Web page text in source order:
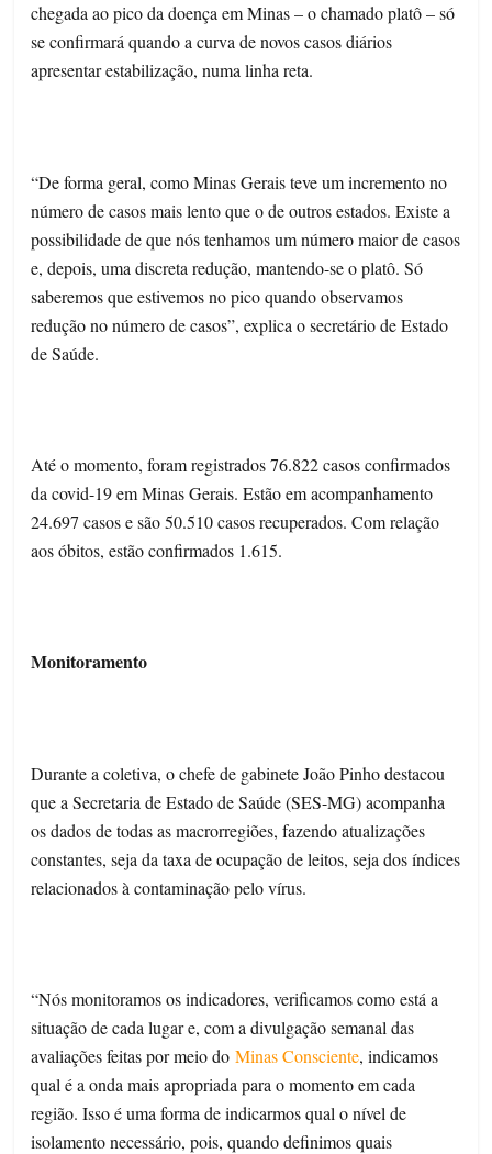
chegada ao pico da doença em Minas – o chamado platô – só
se confirmará quando a curva de novos casos diários
apresentar estabilização, numa linha reta.
“De forma geral, como Minas Gerais teve um incremento no
número de casos mais lento que o de outros estados. Existe a
possibilidade de que nós tenhamos um número maior de casos
e, depois, uma discreta redução, mantendo-se o platô. Só
saberemos que estivemos no pico quando observamos
redução no número de casos”, explica o secretário de Estado
de Saúde.
Até o momento, foram registrados 76.822 casos confirmados
da covid-19 em Minas Gerais. Estão em acompanhamento
24.697 casos e são 50.510 casos recuperados. Com relação
aos óbitos, estão confirmados 1.615.
Monitoramento
Durante a coletiva, o chefe de gabinete João Pinho destacou
que a Secretaria de Estado de Saúde (SES-MG) acompanha
os dados de todas as macrorregiões, fazendo atualizações
constantes, seja da taxa de ocupação de leitos, seja dos índices
relacionados à contaminação pelo vírus.
“Nós monitoramos os indicadores, verificamos como está a
situação de cada lugar e, com a divulgação semanal das
avaliações feitas por meio doMinas Consciente, indicamos
qual é a onda mais apropriada para o momento em cada
região. Isso é uma forma de indicarmos qual o nível de
isolamento necessário, pois, quando definimos quais